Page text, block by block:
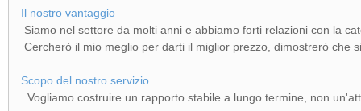
Il nostro vantaggio
Siamo nel settore da molti anni e abbiamo forti relazioni con la
Cercherò il mio meglio per darti il miglior prezzo, dimostrerò che
Scopo del nostro servizio
Vogliamo costruire un rapporto stabile a lungo termine, non